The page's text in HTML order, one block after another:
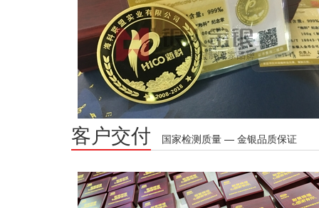
客户交付 国家检测质量 — 金银品质保证